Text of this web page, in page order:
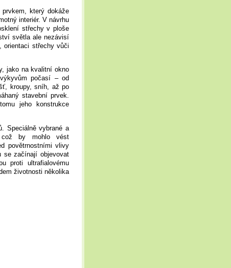
který dokáže
interiér. V návrhu
střechy v ploše
světla ale nezávisí
orientaci střechy vůči
jako na kvalitní okno
počasí – od
kroupy, sníh, až po
stavební prvek.
jeho konstrukce
Speciálně vybrané a
což by mohlo vést
povětrnostními vlivy
se začínají objevovat
proti ultrafialovému
životnosti několika